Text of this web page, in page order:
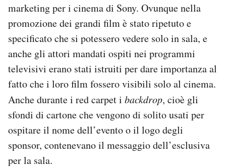
marketing per i cinema di Sony. Ovunque nella
promozione dei grandi film è stato ripetuto e
specificato che si potessero vedere solo in sala, e
anche gli attori mandati ospiti nei programmi
televisivi erano stati istruiti per dare importanza al
fatto che i loro film fossero visibili solo al cinema.
Anche durante i red carpet i backdrop, cioè gli
sfondi di cartone che vengono di solito usati per
ospitare il nome dell’evento o il logo degli
sponsor, contenevano il messaggio dell’esclusiva
per la sala.